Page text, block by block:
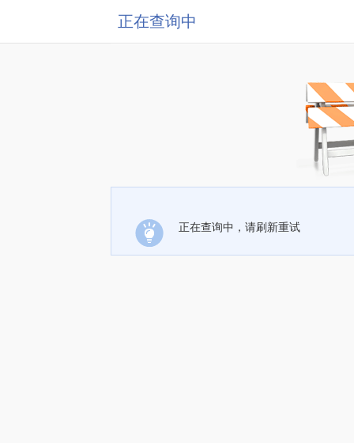
正在查询中
正在查询中，请刷新重试